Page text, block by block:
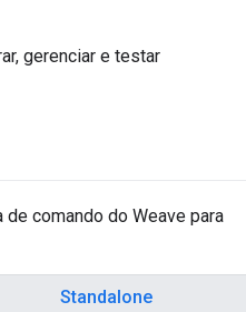
gerenciar e testar
comando do Weave para
Standalone